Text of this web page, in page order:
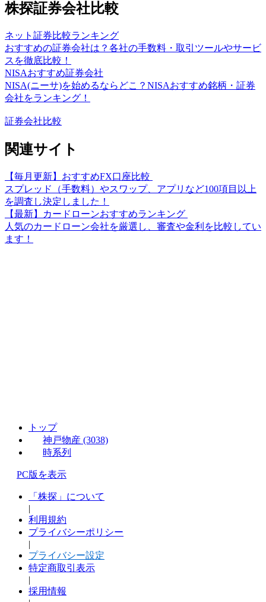
株探証券会社比較
ネット証券比較ランキング
おすすめの証券会社は？各社の手数料・取引ツールやサービ
スを徹底比較！
NISAおすすめ証券会社
NISA(ニーサ)を始めるならどこ？NISAおすすめ銘柄・証券
会社をランキング！
証券会社比較
関連サイト
【毎月更新】おすすめFX口座比較
スプレッド（手数料）やスワップ、アプリなど100項目以上
を調査し決定しました！
【最新】カードローンおすすめランキング
人気のカードローン会社を厳選し、審査や金利を比較してい
ます！
トップ
神戸物産 (3038)
時系列
PC版を表示
「株探」について
|
利用規約
プライバシーポリシー
|
プライバシー設定
特定商取引表示
|
採用情報